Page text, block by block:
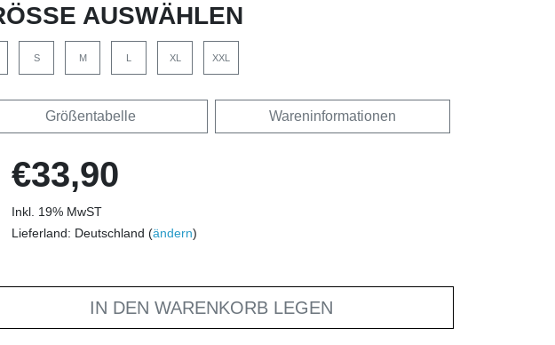
AUSWÄHLEN
S M L XL XXL
Größentabelle Wareninformationen
€33,90
Inkl. 19% MwST
Lieferland: Deutschland (ändern)
IN DEN WARENKORB LEGEN